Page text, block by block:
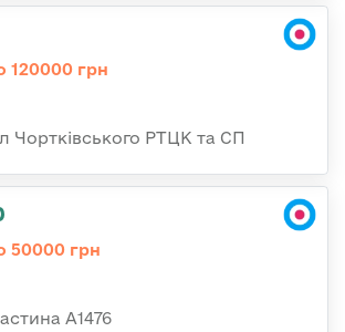
120000 грн
Чортківського РТЦК та СП
50000 грн
А1476